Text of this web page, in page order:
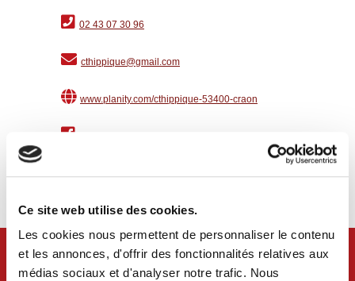
Ce site web utilise des cookies.
Les cookies nous permettent de personnaliser le contenu
et les annonces, d'offrir des fonctionnalités relatives aux
médias sociaux et d'analyser notre trafic. Nous
02 43 07 30 96
cthippique@gmail.com
www.planity.com/cthippique-53400-craon
suivre sur Instagram